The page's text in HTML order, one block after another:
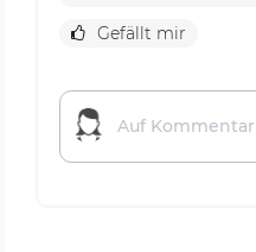
Gefällt mir